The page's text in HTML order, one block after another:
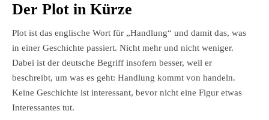
Der Plot in Kürze
Plot ist das englische Wort für „Handlung“ und damit das, was
in einer Geschichte passiert. Nicht mehr und nicht weniger.
Dabei ist der deutsche Begriff insofern besser, weil er
beschreibt, um was es geht: Handlung kommt von handeln.
Keine Geschichte ist interessant, bevor nicht eine Figur etwas
Interessantes tut.